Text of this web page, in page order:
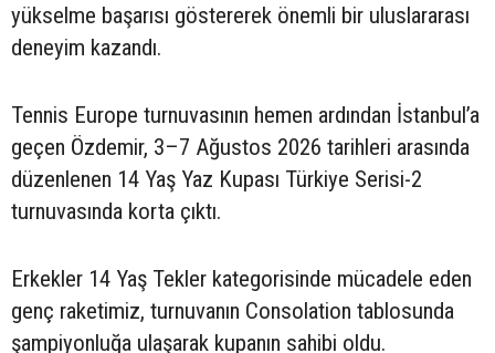
yükselme başarısı göstererek önemli bir uluslararası
deneyim kazandı.
Tennis Europe turnuvasının hemen ardından İstanbul’a
geçen Özdemir, 3–7 Ağustos 2026 tarihleri arasında
düzenlenen 14 Yaş Yaz Kupası Türkiye Serisi-2
turnuvasında korta çıktı.
Erkekler 14 Yaş Tekler kategorisinde mücadele eden
genç raketimiz, turnuvanın Consolation tablosunda
şampiyonluğa ulaşarak kupanın sahibi oldu.